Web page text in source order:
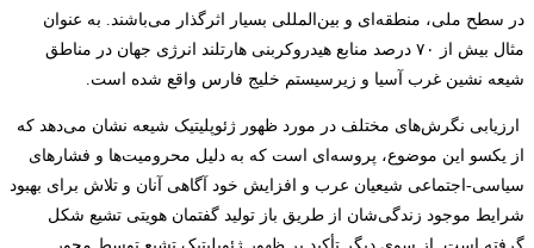
در سطح ملی، منطقه‌ای و بین‌المللی بسیار اثرگذار می‌باشند. به عنوان
مثال بیش از ۷۰ درصد منابع هیدروکربنی هارتلند انرژی جهان در مناطق
شیعه نشین غرب آسیا و زیرسیستم خلیج فارس واقع شده است.
ارزیابی نگرش‌های مختلف در مورد ظهور ژئوپلیتیک شیعه نشان می‌دهد که
از یکسو این موضوع، پروسه‌ای است که به دلیل محرومیت‌ها و فشارهای
سیاسی-اجتماعی شیعیان عرب و افزایش خود آگاهی آنان و تلاش برای بهبود
شرایط موجود زندگی‌شان از طریق باز تولید گفتمان هویتی تشیع شکل